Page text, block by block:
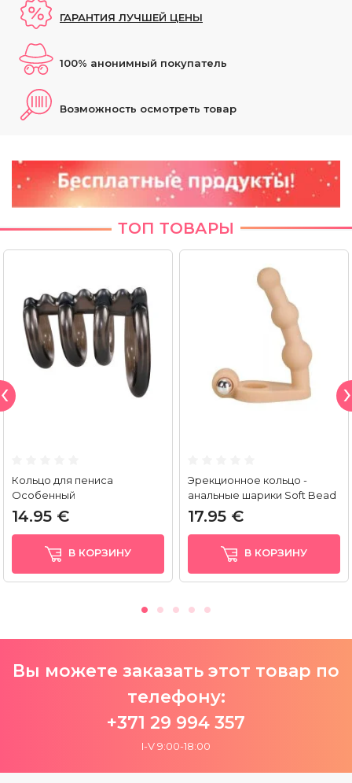
ГАРАНТИЯ ЛУЧШЕЙ ЦЕНЫ
100% анонимный покупатель
Возможность осмотреть товар
ТОП ТОВАРЫ
Кольцо для пениса
Особенный
14.95 €
В КОРЗИНУ
Эрекционное кольцо -
анальные шарики Soft Bead
17.95 €
В КОРЗИНУ
Вы можете заказать этот товар по
телефону:
+371 29 994 357
I-V 9:00-18:00